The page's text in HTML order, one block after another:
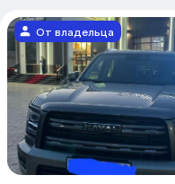
От владельца